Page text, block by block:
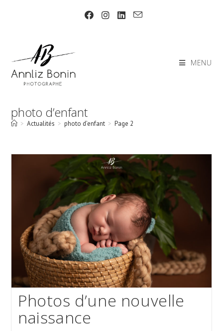
MENU
photo d’enfant
> Actualités > photo d’enfant > Page 2
Photos d’une nouvelle
naissance